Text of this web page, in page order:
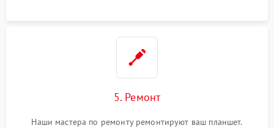
5. Ремонт
Наши мастера по ремонту ремонтируют ваш планшет.